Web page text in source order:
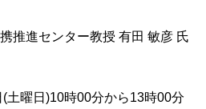
推進センター教授 有田 敏彦 氏
土曜日)10時00分から13時00分